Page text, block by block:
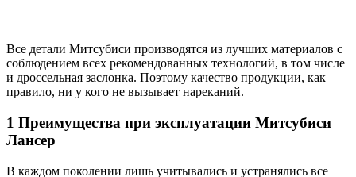
Все детали Митсубиси производятся из лучших материалов с
соблюдением всех рекомендованных технологий, в том числе
и дроссельная заслонка. Поэтому качество продукции, как
правило, ни у кого не вызывает нареканий.
1 Преимущества при эксплуатации Митсубиси
Лансер
В каждом поколении лишь учитывались и устранялись все